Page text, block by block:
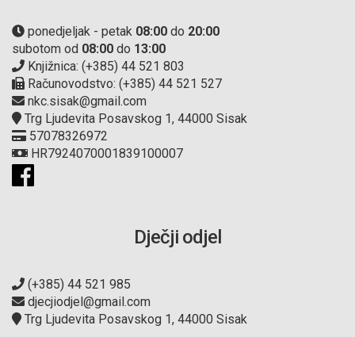
ponedjeljak - petak 08:00 do 20:00
subotom od 08:00 do 13:00
Knjižnica: (+385) 44 521 803
Računovodstvo: (+385) 44 521 527
nkc.sisak@gmail.com
Trg Ljudevita Posavskog 1, 44000 Sisak
57078326972
HR7924070001839100007
Dječji odjel
(+385) 44 521 985
djecjiodjel@gmail.com
Trg Ljudevita Posavskog 1, 44000 Sisak